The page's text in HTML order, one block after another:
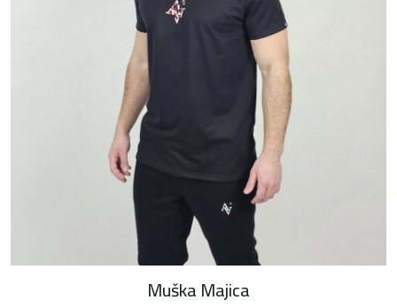
Muška Majica